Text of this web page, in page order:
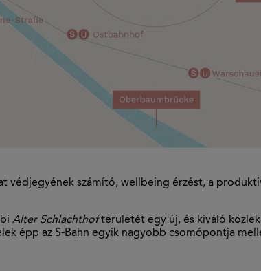
védjegyének számító, wellbeing érzést, a
Alter Schlachthofterületét egy új, és kiváló
épp az S-Bahn egyik nagyobb csomópontja